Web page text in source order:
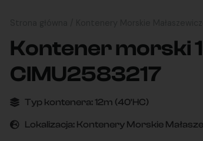
Kontener morski
CIMU2583217
Typ kontenera:12m (40'HC)
Lokalizacja: Kontenery Morskie